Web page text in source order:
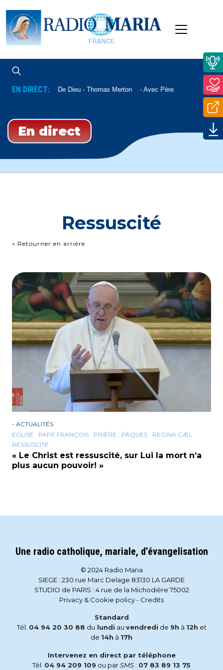
EN DIRECT:La Paix De Dieu - Thomas Merton Avec Père Nicolas
En direct
Ressuscité
« Retourner en arrière
- ACTUALITÉS
EGLISE
PAPE FRANÇOIS PRIÈRE PÂQUES
REGINA CÆL
RESSUSCITÉ
« Le Christ est ressuscité, sur Lui la mort n’a
plus aucun pouvoir! »
Une radio catholique, mariale, d’évangelisation
© 2024 Radio Maria
SIEGE : 230 rue Marc Delage 83130 LA GARDE
STUDIO de PARIS : 4 rue de la Michodière 75002
Privacy & Cookie policy- Credits
Standard
Tél. 04 94 20 30 88 du lundi au vendredi de 9h à 12h et
de 14h à 17h
Intervenez en direct par téléphone
Tél. 04 94 209 109 ou parSMS : 07 83 89 13 75